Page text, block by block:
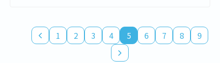
1 2 3 4 5 6 7 8 9